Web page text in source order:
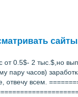
0.5$- 2 тыс.$,но
пару часов)
всем.